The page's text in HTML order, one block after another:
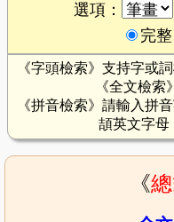
選項：
完整
《字頭檢索》支持字或
《全文檢索
《拼音檢索》請輸入拼
頡英文字母
《